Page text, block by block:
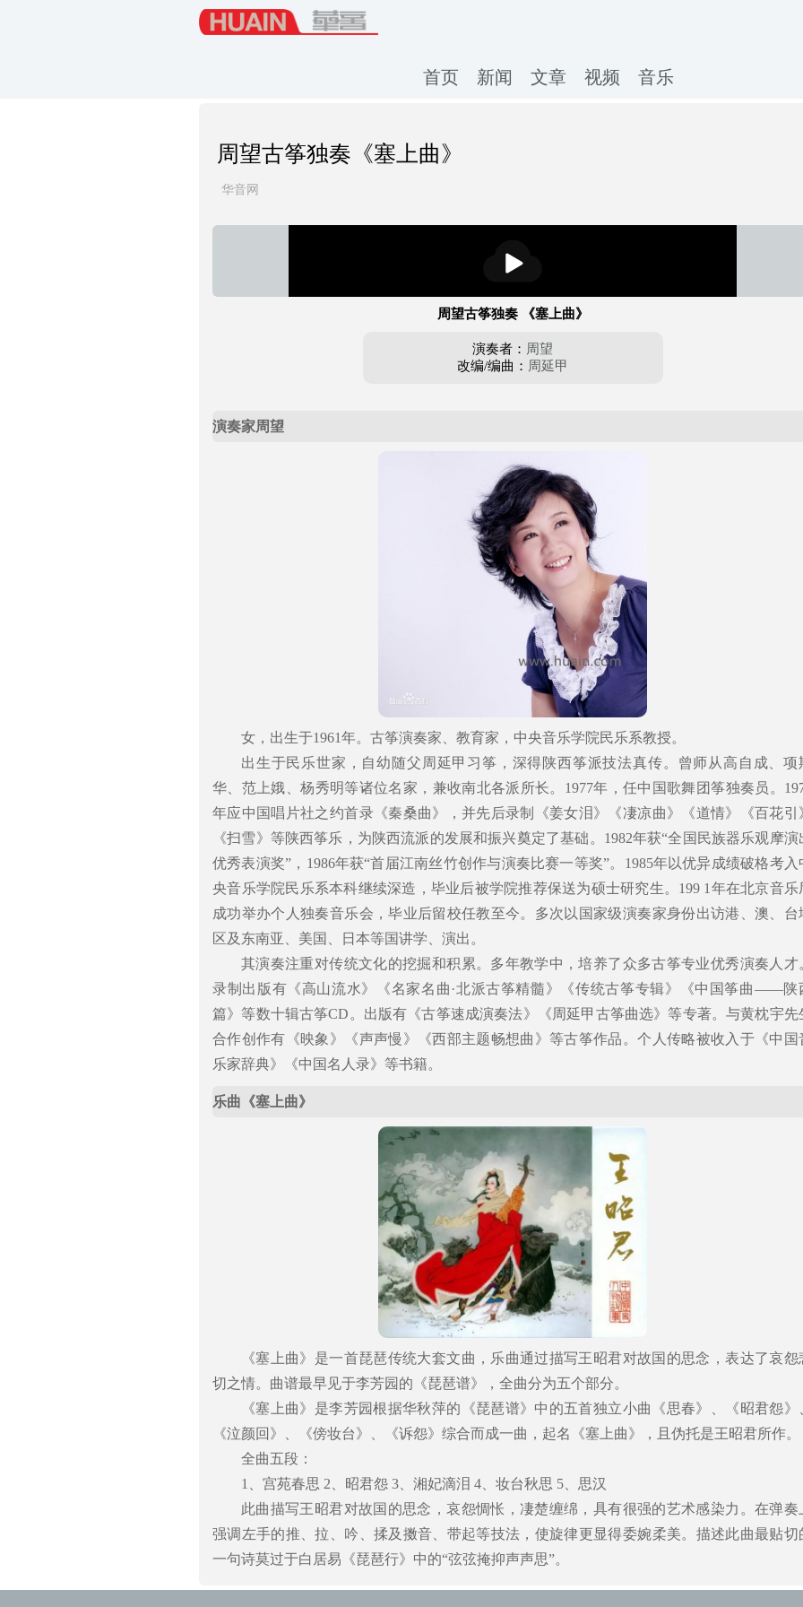
首页 新闻 文章 视频 音乐
周望古筝独奏《塞上曲》
华音网
放
周望古筝独奏 《塞上曲》
演奏者： 周望
改编/编曲： 周延甲
演奏家周望
女，出生于1961年。古筝演奏家、教育家，中央音乐学院民乐系教授。
出生于民乐世家，自幼随父周延甲习筝，深得陕西筝派技法真传。曾师从高自成、项
华、范上娥、杨秀明等诸位名家，兼收南北各派所长。1977年，任中国歌舞团筝独奏员。
年应中国唱片社之约首录《秦桑曲》，并先后录制《姜女泪》《凄凉曲》《道情》《百花引
《扫雪》等陕西筝乐，为陕西流派的发展和振兴奠定了基础。1982年获“全国民族器乐观摩演
优秀表演奖”，1986年获“首届江南丝竹创作与演奏比赛一等奖”。1985年以优异成绩破格考入
央音乐学院民乐系本科继续深造，毕业后被学院推荐保送为硕士研究生。199 1年在北京音乐
成功举办个人独奏音乐会，毕业后留校任教至今。多次以国家级演奏家身份出访港、澳、台
区及东南亚、美国、日本等国讲学、演出。
其演奏注重对传统文化的挖掘和积累。多年教学中，培养了众多古筝专业优秀演奏人才
录制出版有《高山流水》《名家名曲·北派古筝精髓》《传统古筝专辑》《中国筝曲——陕
篇》等数十辑古筝CD。出版有《古筝速成演奏法》《周延甲古筝曲选》等专著。与黄枕宇先
合作创作有《映象》《声声慢》《西部主题畅想曲》等古筝作品。个人传略被收入于《中国
乐家辞典》《中国名人录》等书籍。
乐曲《塞上曲》
《塞上曲》是一首琵琶传统大套文曲，乐曲通过描写王昭君对故国的思念，表达了哀怨
切之情。曲谱最早见于李芳园的《琵琶谱》，全曲分为五个部分。
《塞上曲》是李芳园根据华秋萍的《琵琶谱》中的五首独立小曲《思春》、《昭君怨》
《泣颜回》、《傍妆台》、《诉怨》综合而成一曲，起名《塞上曲》，且伪托是王昭君所作。
全曲五段：
1、宫苑春思 2、昭君怨 3、湘妃滴泪 4、妆台秋思 5、思汉
此曲描写王昭君对故国的思念，哀怨惆怅，凄楚缠绵，具有很强的艺术感染力。在弹奏
强调左手的推、拉、吟、揉及擞音、带起等技法，使旋律更显得委婉柔美。描述此曲最贴切
一句诗莫过于白居易《琵琶行》中的“弦弦掩抑声声思”。